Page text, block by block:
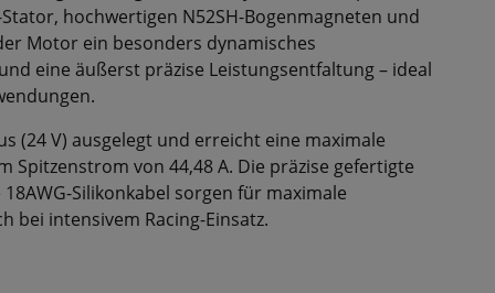
hochwertigen N52SH-Bogenmagneten und
Motor ein besonders dynamisches
eine äußerst präzise Leistungsentfaltung – ideal
(24 V) ausgelegt und erreicht eine maximale
Spitzenstrom von 44,48 A. Die präzise gefertigte
Silikonkabel sorgen für maximale
bei intensivem Racing-Einsatz.